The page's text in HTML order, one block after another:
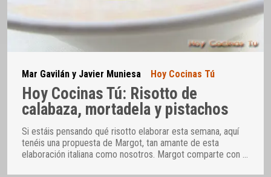
Mar Gavilán y Javier Muniesa Hoy Cocinas Tú
Hoy Cocinas Tú: Risotto de
calabaza, mortadela y pistachos
Si estáis pensando qué risotto elaborar esta semana, aquí
tenéis una propuesta de Margot, tan amante de esta
elaboración italiana como nosotros. Margot comparte con …